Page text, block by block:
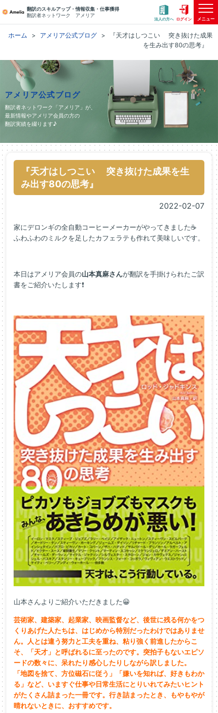
翻訳のスキルアップ・情報収集・仕事獲得
翻訳者ネットワーク アメリア
法人の方へ ログイン メニュー
ホーム アメリア公式ブログ
『天才はしつこい 突き抜けた成果
を生み出す80の思考』
アメリア公式ブログ
翻訳者ネットワーク「アメリア」が、
最新情報やアメリア会員の方の
翻訳実績を綴ります♪
『天才はしつこい 突き抜けた成果を生
み出す80の思考』
2022-02-07
家にデロンギの全自動コーヒーメーカーがやってきました☕
ふわふわのミルクを足したカフェラテも作れて美味しいです。
本日はアメリア会員の山本真麻さんが翻訳を手掛けられたご訳
書をご紹介いたします❗
山本さんよりご紹介いただきました😀
芸術家、建築家、起業家、映画監督など、後世に残る何かをつ
くりあげた人たちは、はじめから特別だったわけではありませ
ん。人とは違う努力と工夫を重ね、粘り強く前進したからこ
そ、「天才」と呼ばれるに至ったのです。突拍子もないエピソ
ードの数々に、呆れたり感心したりしながら訳しました。
「地図を捨て、方位磁石に従う」「嫌いを知れば、好きもわか
る」など、いますぐ仕事や日常生活にとりいれてみたいヒント
がたくさん詰まった一冊です。行き詰まったとき、もやもやが
晴れないときに、おすすめです。